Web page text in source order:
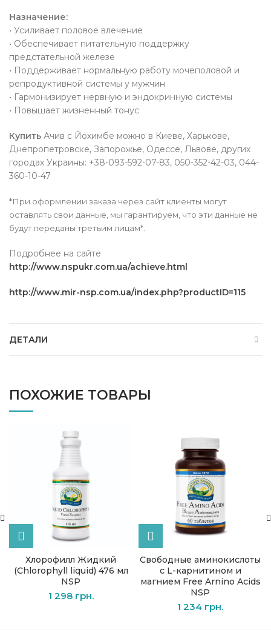
Назначение:
• Усиливает половое влечение
• Обеспечивает питательную поддержку
предстательной железе
• Поддерживает нормальную работу мочеполовой и
репродуктивной системы у мужчин
• Гармонизирует нервную и эндокринную системы
• Повышает жизненный тонус
Купить Ачив с Йохимбе можно в Киеве, Харькове,
Днепропетровске, Запорожье, Одессе, Львове, других
городах Украины: +38-093-592-07-83, 050-352-42-03, 044-
360-10-47
*При оформлении заказа через сайт клиенты могут
оставлять свои данные, мы гарантируем, что эти данные не
будут переданы третьим лицам*.
Подробнее на сайте
http://www.nspukr.com.ua/achieve.html
http://www.mir-nsp.com.ua/index.php?productID=115
ДЕТАЛИ
ПОХОЖИЕ ТОВАРЫ
Хлорофилл Жидкий
(Chlorophyll liquid) 476 мл
NSP
1 298 грн.
Свободные аминокислоты
с L-карнитином и
магнием Frее Arnino Acids
NSP
1 234 грн.